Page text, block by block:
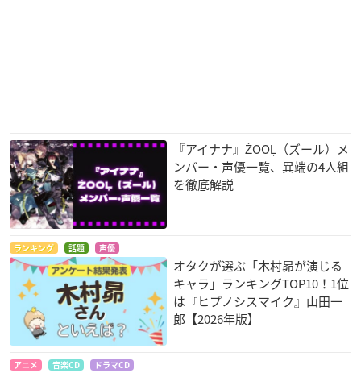
『アイナナ』ŹOOĻ（ズール）メ
ンバー・声優一覧、異端の4人組
を徹底解説
ランキング 話題 声優
オタクが選ぶ「木村昴が演じる
キャラ」ランキングTOP10！1位
は『ヒプノシスマイク』山田一
郎【2026年版】
アニメ 音楽CD ドラマCD